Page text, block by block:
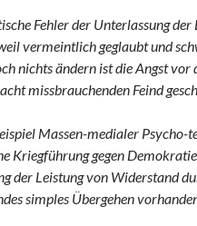
Fehler der Unterlassung
vermeintlich geglaubt und
nichts ändern ist die Angst vor
missbrauchenden Feind
Massen-medialer
Kriegführung gegen
der Leistung von Widerstand
simples Übergehen